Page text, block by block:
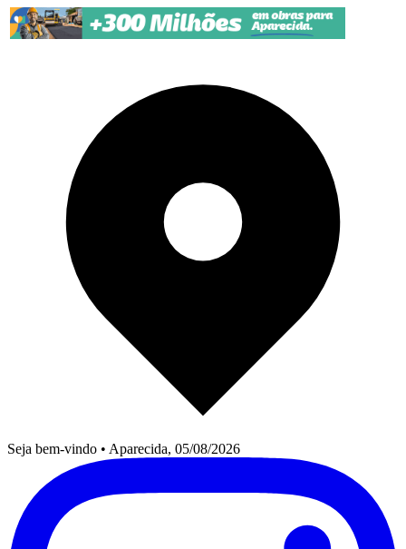
Pular para o conteúdo
Seja bem-vindo • Aparecida, 05/08/2026